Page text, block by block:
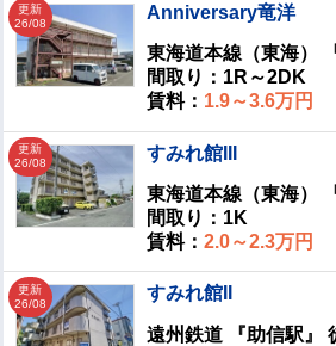
更新
26/08
Anniversary竜洋
間取り：1R～2DK
賃料： 1.9～3.6万円
更新
26/08
すみれ館III
間取り：1K
賃料：2.0～2.3万円
更新
26/08
すみれ館II
遠州鉄道 『助信駅』